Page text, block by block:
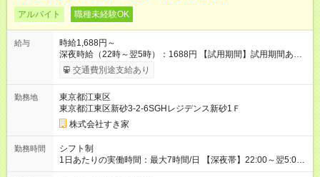
アルバイト 職種未経験OK
給与
時給1,688円～
深夜時給（22時～翌5時）：1688円 【試用期間】試用期間あり
試用期間の長さ：1ヶ月 雇用形態、給与は本採用時と同じです。
試用期間の実態は30日（※条件変更なし）ですが、切り上げで
同時給）
交通費別途支給あり
勤務地
東京都江東区
東京都江東区新砂3-2-6SGHレジデンス新砂1Ｆ
株式会社すき家
勤務時間
シフト制
1日あたりの実働時間：最大7時間/日 【深夜帯】22:00～翌5:00
週2日～・1日2h～OK◎ ※22:00から翌5:00までは18歳以上の方